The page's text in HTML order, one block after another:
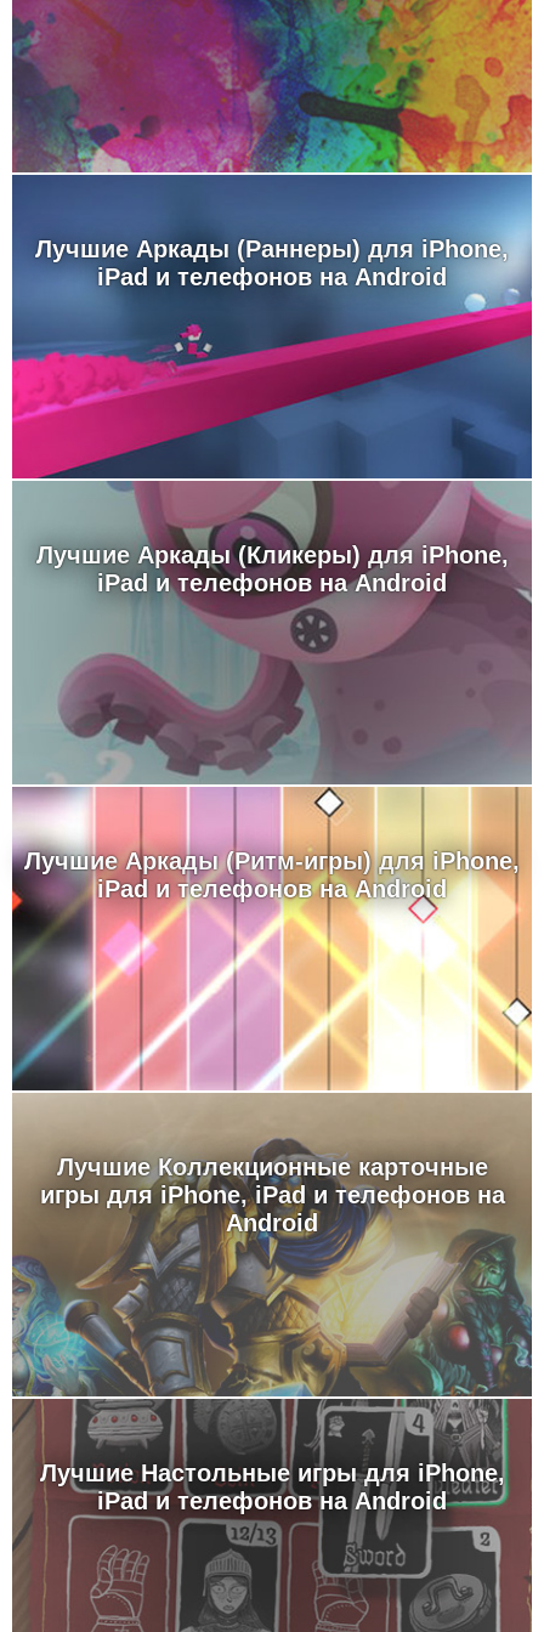
Лучшие Аркады (Раннеры) для iPhone,
iPad и телефонов на Android
Лучшие Аркады (Кликеры) для iPhone,
iPad и телефонов на Android
Лучшие Аркады (Ритм-игры) для iPhone,
iPad и телефонов на Android
Лучшие Коллекционные карточные
игры для iPhone, iPad и телефонов на
Android
Лучшие Настольные игры для iPhone,
iPad и телефонов на Android